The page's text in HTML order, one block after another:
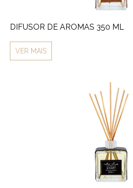
DIFUSOR DE AROMAS 350 ML
VER MAIS